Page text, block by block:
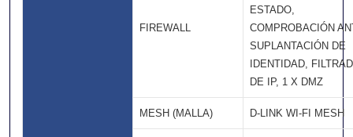
FIREWALL
ESTADO,
COMPROBACIÓN
SUPLANTACIÓN DE
IDENTIDAD,
DE IP, 1 X DMZ
MESH (MALLA) D-LINK WI-FI MESH